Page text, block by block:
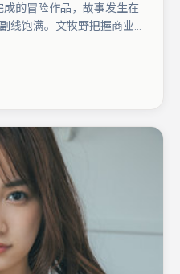
的冒险作品，故事发生在
线饱满。文牧野把握商业节
洁、秦海璐分别提供反差与
整体完成度较高，适合周